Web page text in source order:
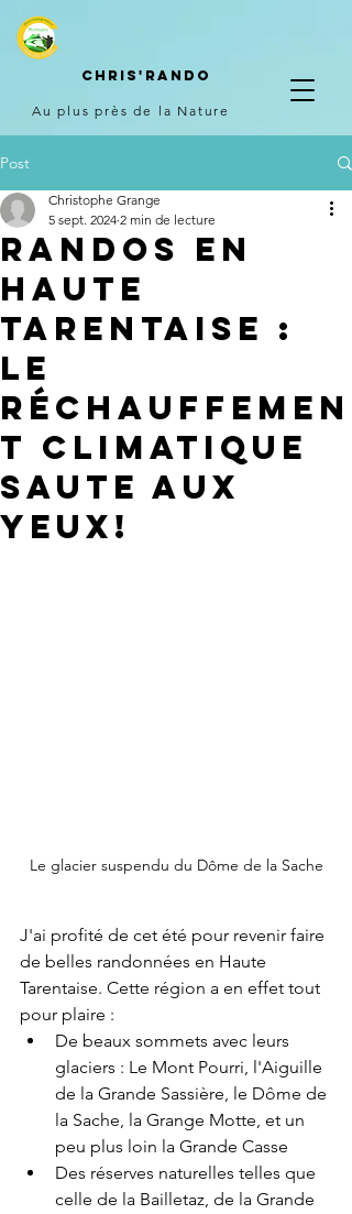
Chris' rando
Au plus près de la Nature
Post
randos en
haute
tarentaise :
le
réchauffemen
t climatique
saute aux
yeux!
Christophe Grange
5 sept. 2024 2 min de lecture
Le glacier suspendu du Dôme de la Sache
J'ai profité de cet été pour revenir faire
de belles randonnées en Haute
Tarentaise. Cette région a en effet tout
pour plaire :
De beaux sommets avec leurs
glaciers : Le Mont Pourri, l'Aiguille
de la Grande Sassière, le Dôme de
la Sache, la Grange Motte, et un
peu plus loin la Grande Casse
Des réserves naturelles telles que
celle de la Bailletaz, de la Grande